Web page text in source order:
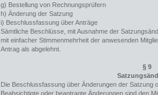
g) Bestellung von Rechnungsprüfern
h) Änderung der Satzung
i) Beschlussfassung über Anträge
Sämtliche Beschlüsse, mit Ausnahme der
mit einfacher Stimmenmehrheit der anwesenden
Antrag als abgelehnt.
§ 9
Die Beschlussfassung über Änderungen der Satzung
Beabsichtigte oder beantragte Änderungen sind den